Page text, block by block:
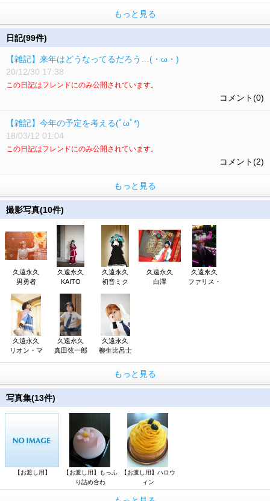
もっと見る
日記(99件)
【雑記】来年はどうなってるだろう…(・ω・)
20/12/30 17:38
この日記はフレンドにのみ公開されています。
コメント(0)
【雑記】今年の予定を考える(ﾟωﾟ*)
18/03/12 01:04
この日記はフレンドにのみ公開されています。
コメント(2)
もっと見る
撮影写真(10件)
久遠永久
男勇者
久遠永久
KAITO
久遠永久
初音ミク
久遠永久
白澤
久遠永久
ファリス・
久遠永久
リオン・マ
久遠永久
真田弦一郎
久遠永久
柳生比呂士
もっと見る
写真集(13件)
【お渡し用】
【お渡し用】もっふ
り詰め合わ
【お渡し用】ハロウ
ィン